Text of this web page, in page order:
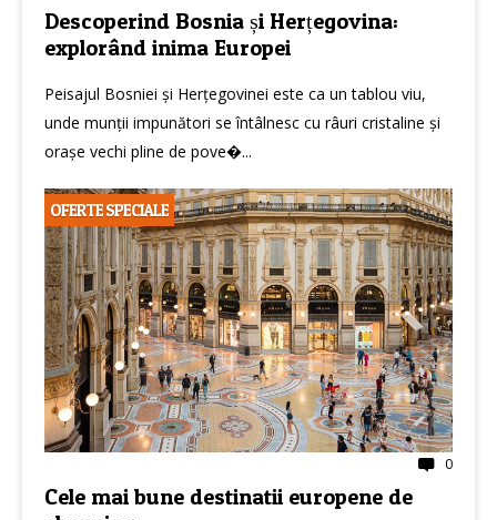
Descoperind Bosnia și Herțegovina:
explorând inima Europei
Peisajul Bosniei și Herțegovinei este ca un tablou viu,
unde munții impunători se întâlnesc cu râuri cristaline și
orașe vechi pline de pove�...
OFERTE SPECIALE
0
Cele mai bune destinatii europene de